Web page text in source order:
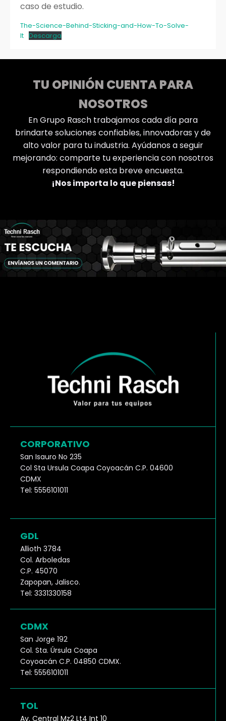
caso de estudio.
The-Science-Behind-Sticking-and-How-To-Solve-
It
Descarga
TU OPINIÓN CUENTA PARA
NOSOTROS
En Grupo Rasch trabajamos cada día para
brindarte soluciones confiables, innovadoras y de
alto valor para tu industria. Ayúdanos a seguir
mejorando: comparte tu experiencia con nosotros
respondiendo esta breve encuesta.
¡Nos importa lo que piensas!
CORPORATIVO
San Isauro No 235
Col Sta Ursula Coapa Coyoacán C.P. 04600
CDMX
Tel: 5556101011
GDL
Allioth 3784
Col. Arboledas
C.P. 45070
Zapopan, Jalisco.
Tel: 3331330158
CDMX
San Jorge 192
Col. Sta. Úrsula Coapa
Coyoacán C.P. 04850 CDMX.
Tel: 5556101011
TOL
Av. Central Mz2 Lt4 Int 10